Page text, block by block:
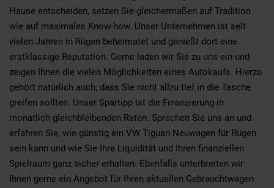
Hause entscheiden, setzen Sie gleichermaßen auf Tradition
wie auf maximales Know-how. Unser Unternehmen ist seit
vielen Jahren in Rügen beheimatet und genießt dort eine
erstklassige Reputation. Gerne laden wir Sie zu uns ein und
zeigen Ihnen die vielen Möglichkeiten eines Autokaufs. Hierzu
gehört natürlich auch, dass Sie nicht allzu tief in die Tasche
greifen sollten. Unser Spartipp ist die Finanzierung in
monatlich gleichbleibenden Raten. Sprechen Sie uns an und
erfahren Sie, wie günstig ein VW Tiguan Neuwagen für Rügen
sein kann und wie Sie Ihre Liquidität und Ihren finanziellen
Spielraum ganz sicher erhalten. Ebenfalls unterbreiten wir
Ihnen gerne ein Angebot für Ihren aktuellen Gebrauchtwagen